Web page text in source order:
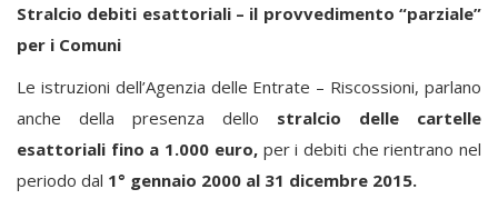
Stralcio debiti esattoriali – il provvedimento “parziale”
per i Comuni
Le istruzioni dell’Agenzia delle Entrate – Riscossioni, parlano
anche della presenza dello stralcio delle cartelle
esattoriali fino a 1.000 euro, per i debiti che rientrano nel
periodo dal 1° gennaio 2000 al 31 dicembre 2015.